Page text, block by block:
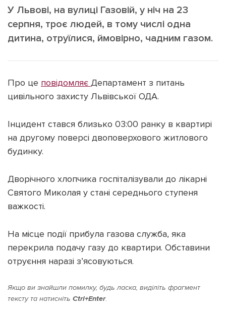
Погляди
Ініціативи
Зв'язатися з нами
[email protected] Реклама на сайті
Політика конфіденційності
Наші соц мережі
У Львові, на вулиці Газовій, у ніч на 23
серпня, троє людей, в тому числі одна
дитина, отруїлися, ймовірно, чадним газом.
Про це повідомляє Департамент з питань
цивільного захисту Львівської ОДА.
Інцидент стався близько 03:00 ранку в квартирі
на другому поверсі двоповерхового житлового
будинку.
Дворічного хлопчика госпіталізували до лікарні
Святого Миколая у стані середнього ступеня
важкості.
На місце події прибула газова служба, яка
перекрила подачу газу до квартири. Обставини
отруєння наразі з’ясовуються.
Якщо ви знайшли помилку, будь ласка, виділіть фрагмент
тексту та натисніть Ctrl+Enter.